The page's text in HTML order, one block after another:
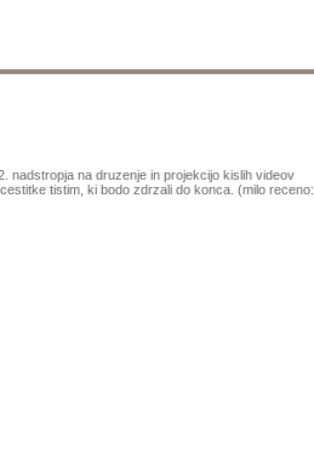
nadstropja na druzenje in projekcijo kislih videov
tistim, ki bodo zdrzali do konca. (milo receno: